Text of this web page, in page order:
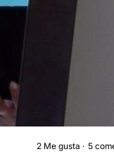
2 Me gusta 5